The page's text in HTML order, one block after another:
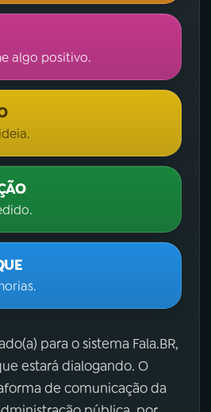
algo positivo.
para o sistema Fala.BR,
estará dialogando. O
de comunicação da